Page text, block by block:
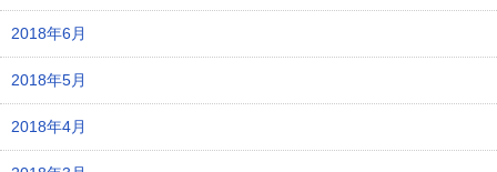
2018年6月
2018年5月
2018年4月